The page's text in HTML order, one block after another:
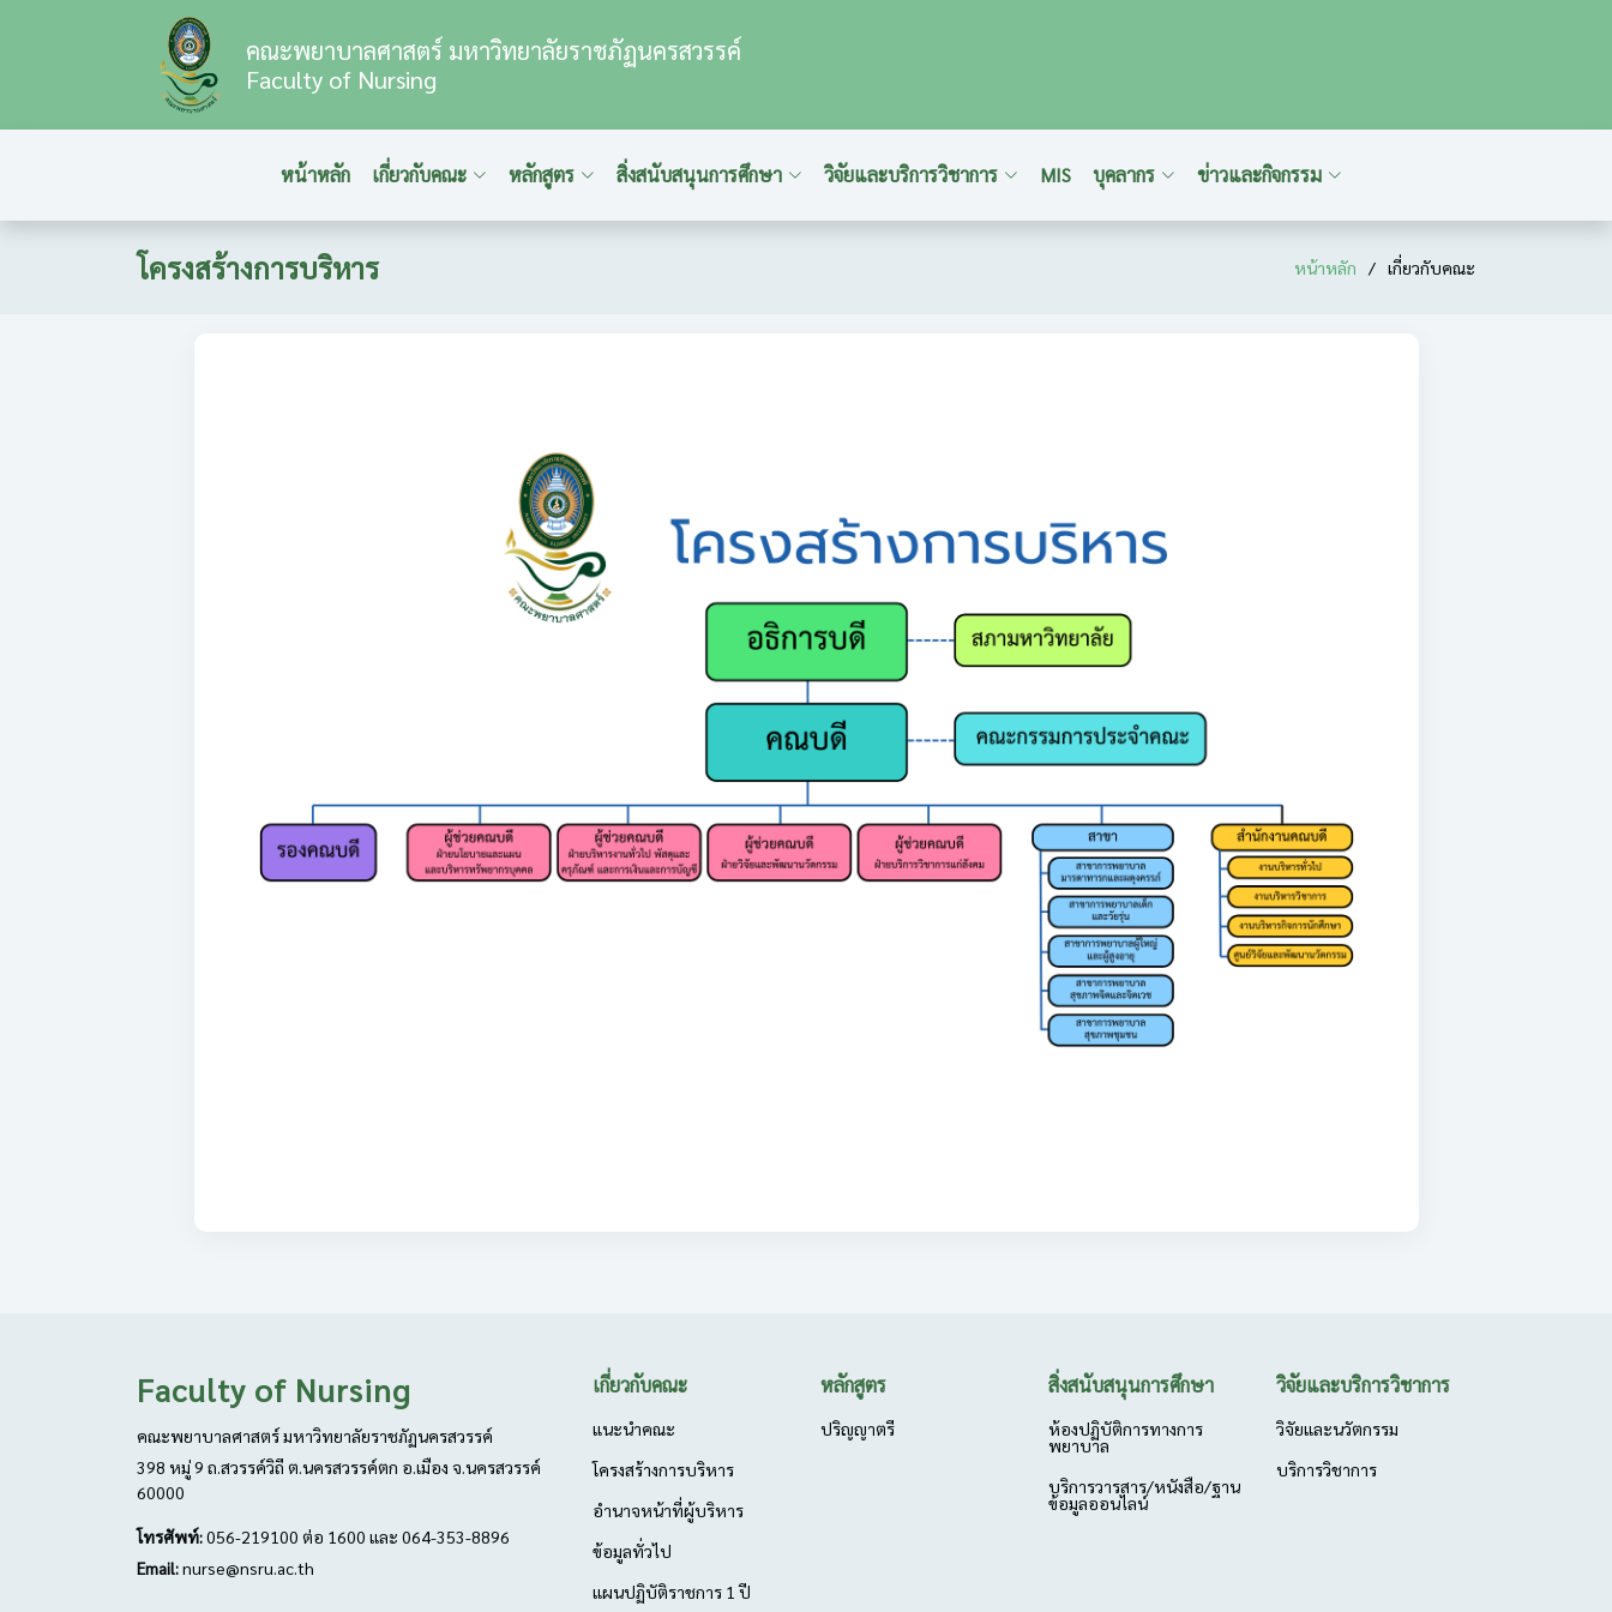
คณะพยาบาลศาสตร์ มหาวิทยาลัยราชภัฏนครสวรรค์
Faculty of Nursing
หน้าหลัก เกี่ยวกับคณะ หลักสูตร สิ่งสนับสนุนการศึกษา วิจัยและบริการวิชาการ MIS บุคลากร ข่าวและกิจกรรม
โครงสร้างการบริหาร หน้าหลัก เกี่ยวกับคณะ
Faculty of Nursing
คณะพยาบาลศาสตร์ มหาวิทยาลัยราชภัฏนครสวรรค์
398 หมู่ 9 ถ.สวรรค์วิถี ต.นครสวรรค์ตก อ.เมือง จ.นครสวรรค์
60000
โทรศัพท์:056-219100 ต่อ 1600 และ 064-353-8896
Email:nurse@nsru.ac.th
เกี่ยวกับคณะ
แนะนำคณะ
โครงสร้างการบริหาร
อำนาจหน้าที่ผู้บริหาร
ข้อมูลทั่วไป
แผนปฏิบัติราชการ 1 ปี
หลักสูตร
ปริญญาตรี
สิ่งสนับสนุนการศึกษา
ห้องปฏิบัติการทางการ
พยาบาล
บริการวารสาร/หนังสือ/ฐาน
ข้อมูลออนไลน์
วิจัยและบริการวิชาการ
วิจัยและนวัตกรรม
บริการวิชาการ